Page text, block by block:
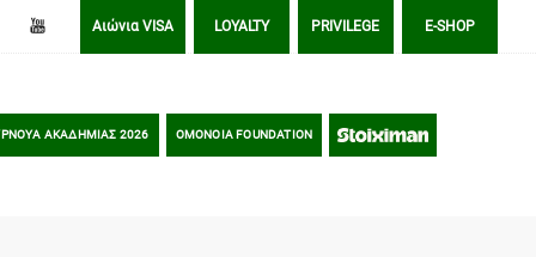
Αιώνια VISA LOYALTY PRIVILEGE E-SHOP
ΑΚΑΔΗΜΙΑΣ 2026 OMONOIA FOUNDATION STOIXIMAN